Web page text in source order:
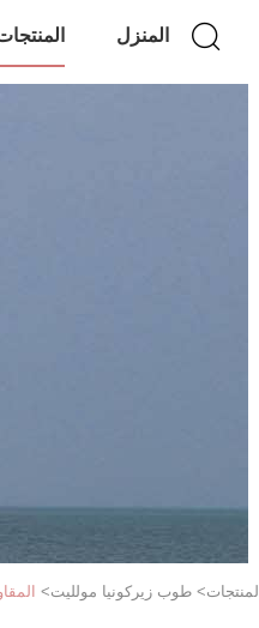
المنزل
المنتجات> طوب زيركونيا مولليت>